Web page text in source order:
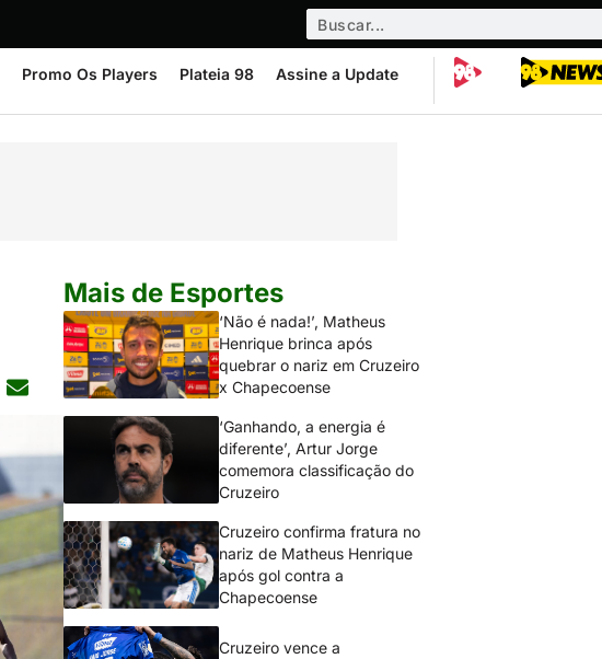
Promo Os Players Plateia 98 Assine a Update
Mais de Esportes
‘Não é nada!’, Matheus
Henrique brinca após
quebrar o nariz em Cruzeiro
x Chapecoense
‘Ganhando, a energia é
diferente’, Artur Jorge
comemora classificação do
Cruzeiro
Cruzeiro confirma fratura no
nariz de Matheus Henrique
após gol contra a
Chapecoense
Cruzeiro vence a